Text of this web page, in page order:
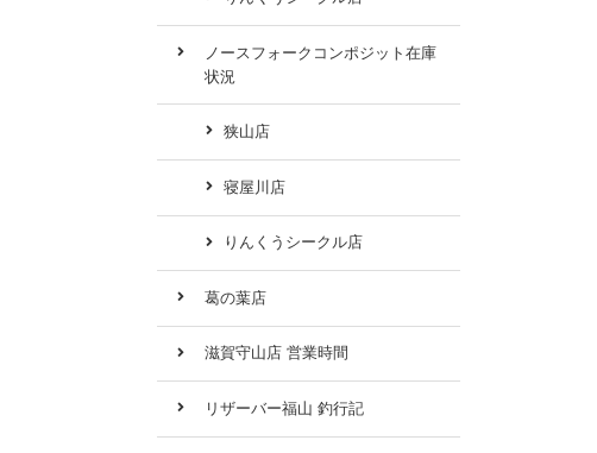
ノースフォークコンポジット在庫
状況
狭山店
寝屋川店
りんくうシークル店
葛の葉店
滋賀守山店 営業時間
リザーバー福山 釣行記